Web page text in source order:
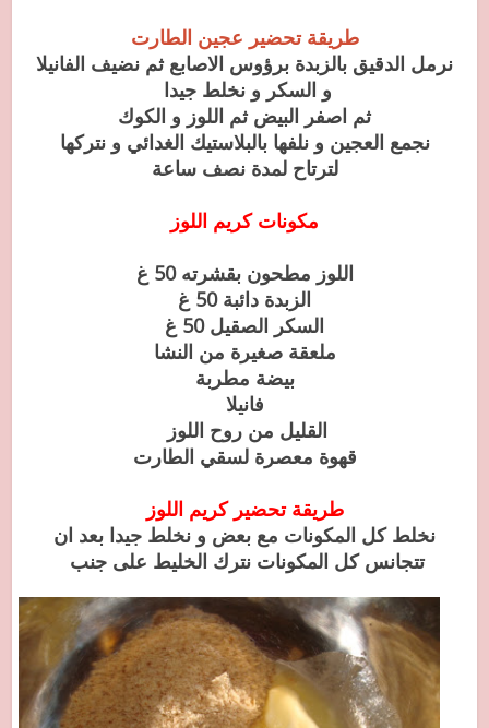
طريقة تحضير عجين الطارت
نرمل الدقيق بالزبدة برؤوس الاصابع ثم نضيف الفانيلا
و السكر و نخلط جيدا
ثم اصفر البيض ثم اللوز و الكوك
نجمع العجين و نلفها بالبلاستيك الغدائي و نتركها
لترتاح لمدة نصف ساعة
مكونات كريم اللوز
اللوز مطحون بقشرته 50 غ
الزبدة دائبة 50 غ
السكر الصقيل 50 غ
ملعقة صغيرة من النشا
بيضة مطربة
فانيلا
القليل من روح اللوز
قهوة معصرة لسقي الطارت
طريقة تحضير كريم اللوز
نخلط كل المكونات مع بعض و نخلط جيدا بعد ان
تتجانس كل المكونات نترك الخليط على جنب